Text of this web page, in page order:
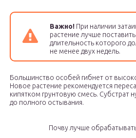
Важно! При наличии
растение лучше поставить
длительность которого
не менее двух недель.
Большинство особей гибнет от
Новое растение рекомендуется
кипятком грунтовую смесь. Субстрат
до полного остывания.
Почву лучше